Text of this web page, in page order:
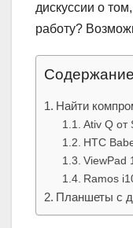
дискуссии о
работу?
Содержание
Найти
Ativ Q от
HTC
ViewPad
Ramos
Планшеты с